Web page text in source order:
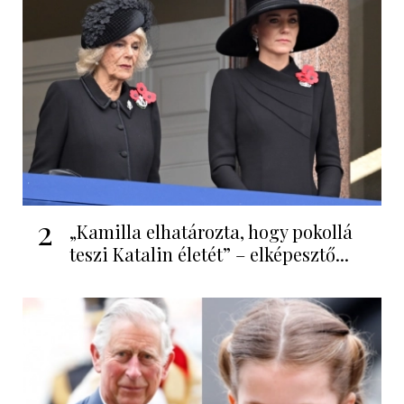
2
„Kamilla elhatározta, hogy pokollá
teszi Katalin életét” – elképesztő...